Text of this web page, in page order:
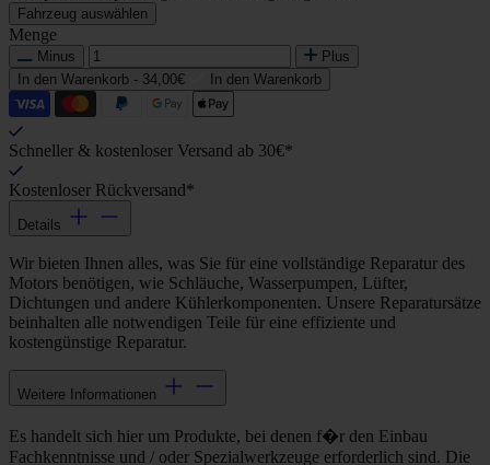
Fahrzeug auswählen
Menge
Minus
Plus
In den Warenkorb - 34,00€ In den Warenkorb
Schneller & kostenloser Versand ab 30€*
Kostenloser Rückversand*
Details
Wir bieten Ihnen alles, was Sie für eine vollständige Reparatur des
Motors benötigen, wie Schläuche, Wasserpumpen, Lüfter,
Dichtungen und andere Kühlerkomponenten. Unsere Reparatursätze
beinhalten alle notwendigen Teile für eine effiziente und
kostengünstige Reparatur.
Weitere Informationen
Es handelt sich hier um Produkte, bei denen f�r den Einbau
Fachkenntnisse und / oder Spezialwerkzeuge erforderlich sind. Die